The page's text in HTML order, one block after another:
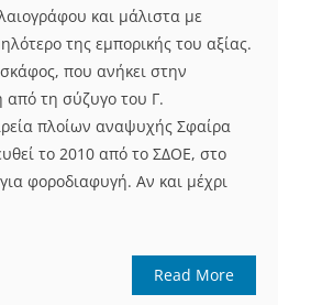
και μάλιστα με
της εμπορικής του αξίας.
που ανήκει στην
τη σύζυγο του Γ.
πλοίων αναψυχής Σφαίρα
το 2010 από το ΣΔΟΕ, στο
φοροδιαφυγή. Αν και μέχρι
Read More